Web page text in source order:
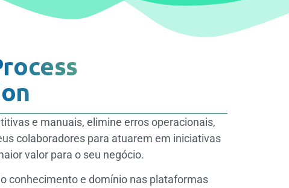
e manuais, elimine erros operacionais,
colaboradores para atuarem em iniciativas
valor para o seu negócio.
conhecimento e domínio nas plataformas